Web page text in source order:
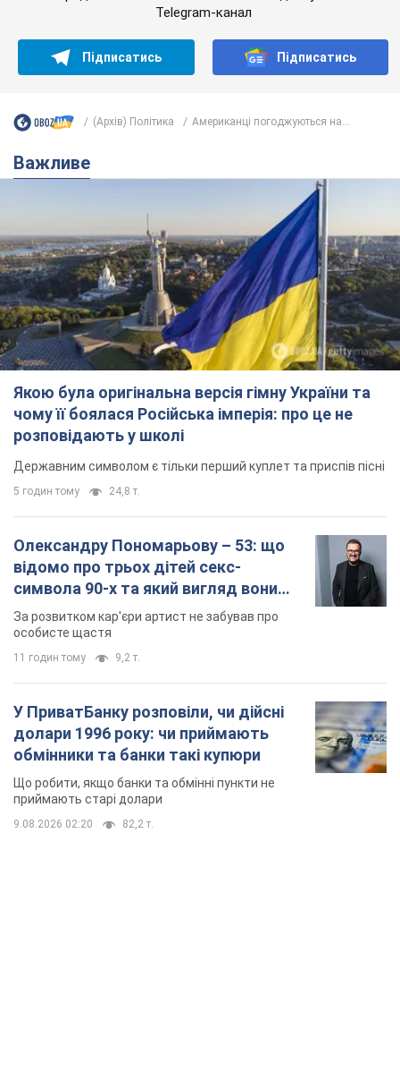
Якою була оригінальна версія гімну України та
чому її боялася Російська імперія: про це не
Державним символом є тільки перший куплет та приспів пісні
5 годин тому 24,8 т.
Олександру Пономарьову – 53: що
відомо про трьох дітей секс-
символа 90-х та який вигляд вони
За розвитком кар'єри артист не забував про
особисте щастя
11 годин тому
долари 1996 року: чи приймають
обмінники та банки такі купюри
Що робити, якщо банки та обмінні пункти не
приймають старі долари
9.08.2026 02:20 82,2 т.